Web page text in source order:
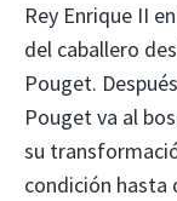
Rey Enrique II
del caballero
Pouget.
Pouget va al
su
condición hasta